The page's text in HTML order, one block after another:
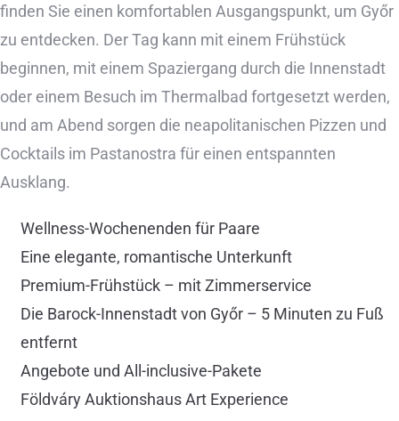
finden Sie einen komfortablen Ausgangspunkt, um Győr
zu entdecken. Der Tag kann mit einem Frühstück
beginnen, mit einem Spaziergang durch die Innenstadt
oder einem Besuch im Thermalbad fortgesetzt werden,
und am Abend sorgen die neapolitanischen Pizzen und
Cocktails im Pastanostra für einen entspannten
Ausklang.
Wellness-Wochenenden für Paare
Eine elegante, romantische Unterkunft
Premium-Frühstück – mit Zimmerservice
Die Barock-Innenstadt von Győr – 5 Minuten zu Fuß
entfernt
Angebote und All-inclusive-Pakete
Földváry Auktionshaus Art Experience